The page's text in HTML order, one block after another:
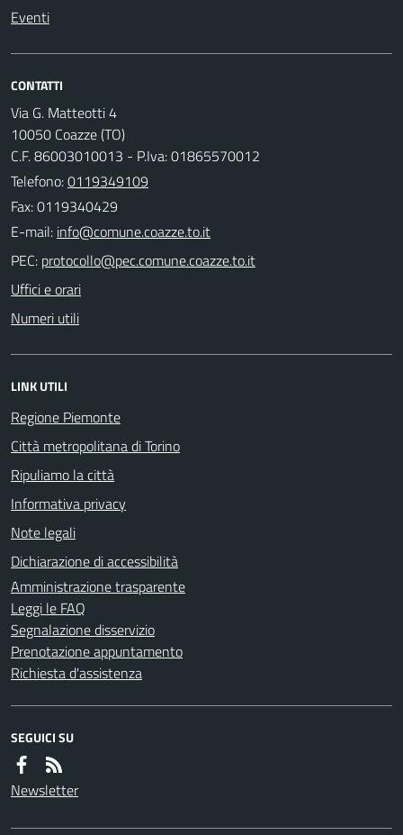
Eventi
CONTATTI
Via G. Matteotti 4
10050 Coazze (TO)
C.F. 86003010013 - P.Iva: 01865570012
Telefono:0119349109
Fax: 0119340429
E-mail:
PEC:
Uffici e orari
Numeri utili
LINK UTILI
Regione Piemonte
Città metropolitana di Torino
Ripuliamo la città
Informativa privacy
Note legali
Dichiarazione di accessibilità
Amministrazione trasparente
Leggi le FAQ
Segnalazione disservizio
Prenotazione appuntamento
Richiesta d'assistenza
SEGUICI SU
Newsletter